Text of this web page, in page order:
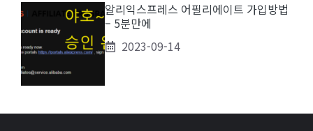
알리익스프레스 어필리에이트 가입방법
– 5분만에
2023-09-14